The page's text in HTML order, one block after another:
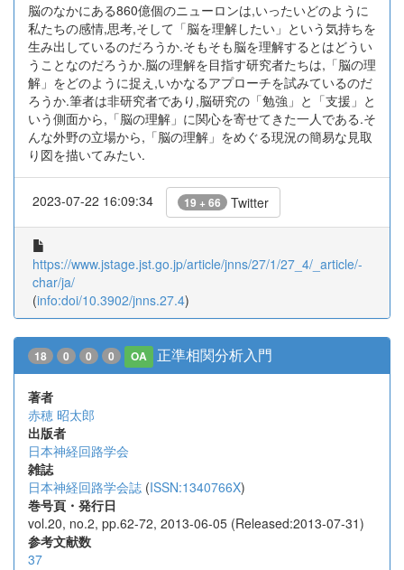
脳のなかにある860億個のニューロンは,いったいどのように
私たちの感情,思考,そして「脳を理解したい」という気持ちを
生み出しているのだろうか.そもそも脳を理解するとはどうい
うことなのだろうか.脳の理解を目指す研究者たちは,「脳の理
解」をどのように捉え,いかなるアプローチを試みているのだ
ろうか.筆者は非研究者であり,脳研究の「勉強」と「支援」と
いう側面から,「脳の理解」に関心を寄せてきた一人である.そ
んな外野の立場から,「脳の理解」をめぐる現況の簡易な見取
り図を描いてみたい.
2023-07-22 16:09:34 19 + 66 Twitter
https://www.jstage.jst.go.jp/article/jnns/27/1/27_4/_article/-
char/ja/
(info:doi/10.3902/jnns.27.4)
18 0 0 0 OA 正準相関分析入門
著者
赤穂 昭太郎
出版者
日本神経回路学会
雑誌
日本神経回路学会誌 (ISSN:1340766X)
巻号頁・発行日
vol.20, no.2, pp.62-72, 2013-06-05 (Released:2013-07-31)
参考文献数
37